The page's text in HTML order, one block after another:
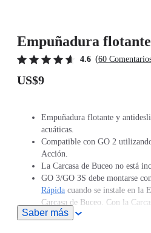
Empuñadura flotante
4.6 (60
US$9
Empuñadura flotante y
acuáticas.
Compatible con GO 2
Acción.
La Carcasa de Buceo no está
GO 3/GO 3S debe montarse
Rápida cuando se instale en la
Carcasa de Buceo. Con la
Montura de Liberación Rápida.
Saber más